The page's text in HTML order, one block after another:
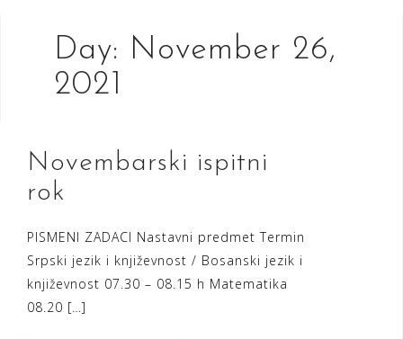
Day: November 26,
2021
Novembarski ispitni
rok
PISMENI ZADACI Nastavni predmet Termin
Srpski jezik i književnost / Bosanski jezik i
književnost 07.30 – 08.15 h Matematika
08.20 […]